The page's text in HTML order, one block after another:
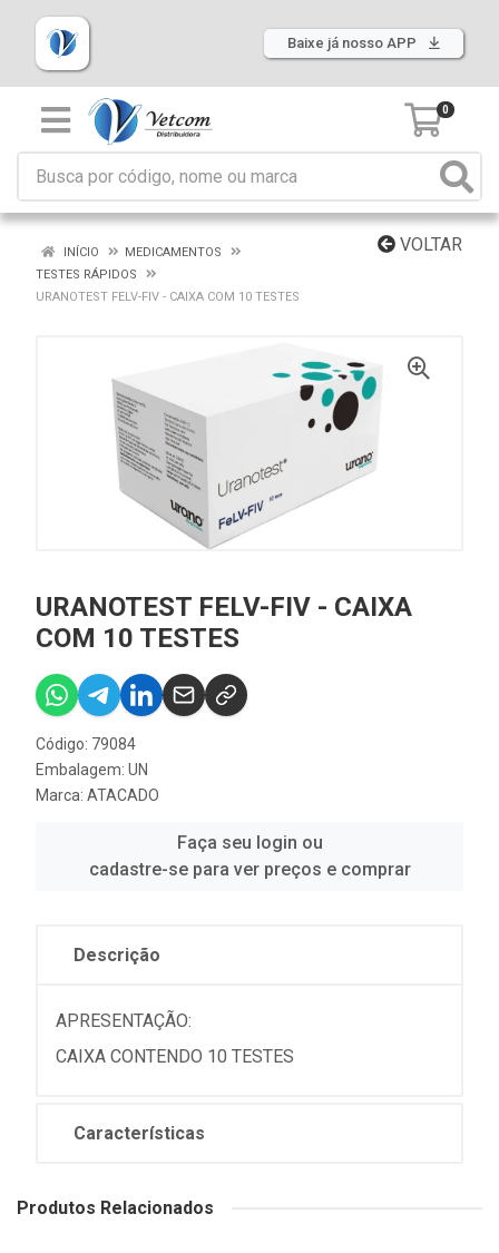
Baixe já nosso APP
0
VOLTAR
INÍCIO
MEDICAMENTOS
TESTES RÁPIDOS
URANOTEST FELV-FIV - CAIXA COM 10 TESTES
URANOTEST FELV-FIV - CAIXA
COM 10 TESTES
Código: 79084
Embalagem: UN
Marca: ATACADO
Faça seu login ou
cadastre-se para ver preços e comprar
Descrição
APRESENTAÇÃO:
CAIXA CONTENDO 10 TESTES
Características
Produtos Relacionados